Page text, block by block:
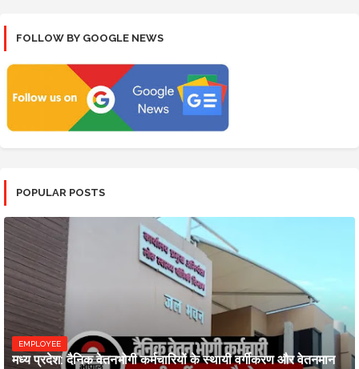
FOLLOW BY GOOGLE NEWS
POPULAR POSTS
EMPLOYEE
मध्य प्रदेश: दैनिक वेतनभोगी कर्मचारियों के स्थायी वर्गीकरण और वेतनमान